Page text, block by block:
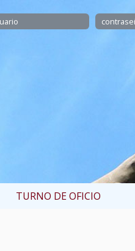
TURNO DE OFICIO